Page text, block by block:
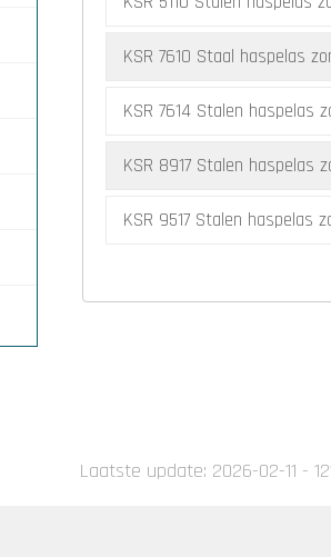
KSR 7610 Staal haspelas
KSR 7614 Stalen haspelas
KSR 8917 Stalen haspelas
KSR 9517 Stalen haspelas
Laatste update: 2026-02-11 -